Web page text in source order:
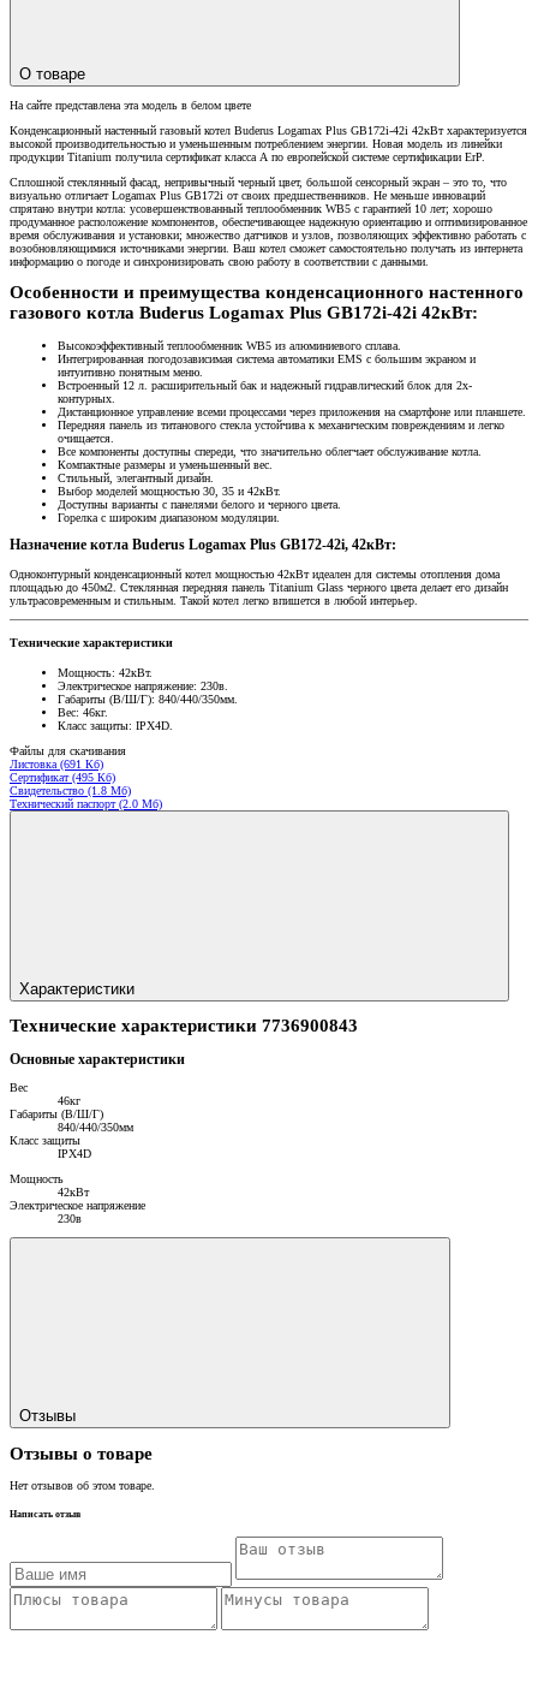
О товаре
На сайте представлена эта модель в белом цвете
Конденсационный настенный газовый котел Buderus Logamax Plus GB172i-42i 42кВт характеризуется
высокой производительностью и уменьшенным потреблением энергии. Новая модель из линейки
продукции Titanium получила сертификат класса А по европейской системе сертификации ErP.
Сплошной стеклянный фасад, непривычный черный цвет, большой сенсорный экран – это то, что
визуально отличает Logamax Plus GB172i от своих предшественников. Не меньше инноваций
спрятано внутри котла: усовершенствованный теплообменник WB5 с гарантией 10 лет; хорошо
продуманное расположение компонентов, обеспечивающее надежную ориентацию и оптимизированное
время обслуживания и установки; множество датчиков и узлов, позволяющих эффективно работать с
возобновляющимися источниками энергии. Ваш котел сможет самостоятельно получать из интернета
информацию о погоде и синхронизировать свою работу в соответствии с данными.
Особенности и преимущества конденсационного настенного
газового котла Buderus Logamax Plus GB172i-42i 42кВт:
Высокоэффективный теплообменник WB5 из алюминиевого сплава.
Интегрированная погодозависимая система автоматики EMS с большим экраном и
интуитивно понятным меню.
Встроенный 12 л. расширительный бак и надежный гидравлический блок для 2х-
контурных.
Дистанционное управление всеми процессами через приложения на смартфоне или планшете.
Передняя панель из титанового стекла устойчива к механическим повреждениям и легко
очищается.
Все компоненты доступны спереди, что значительно облегчает обслуживание котла.
Компактные размеры и уменьшенный вес.
Стильный, элегантный дизайн.
Выбор моделей мощностью 30, 35 и 42кВт.
Доступны варианты с панелями белого и черного цвета.
Горелка с широким диапазоном модуляции.
Назначение котла Buderus Logamax Plus GB172-42i, 42кВт:
Одноконтурный конденсационный котел мощностью 42кВт идеален для системы отопления дома
площадью до 450м2. Стеклянная передняя панель Titanium Glass черного цвета делает его дизайн
ультрасовременным и стильным. Такой котел легко впишется в любой интерьер.
Технические характеристики
Мощность: 42кВт.
Электрическое напряжение: 230в.
Габариты (В/Ш/Г): 840/440/350мм.
Вес: 46кг.
Класс защиты: IPX4D.
Файлы для скачивания
Листовка (691 Кб)
Сертификат (495 Кб)
Свидетельство (1.8 Мб)
Технический паспорт (2.0 Мб)
Характеристики
Технические характеристики 7736900843
Основные характеристики
Вес
46кг
Габариты (В/Ш/Г)
840/440/350мм
Класс защиты
IPX4D
Мощность
42кВт
Электрическое напряжение
230в
Отзывы
Отзывы о товаре
Нет отзывов об этом товаре.
Написать отзыв